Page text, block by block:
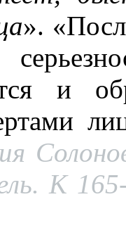
».
и
К